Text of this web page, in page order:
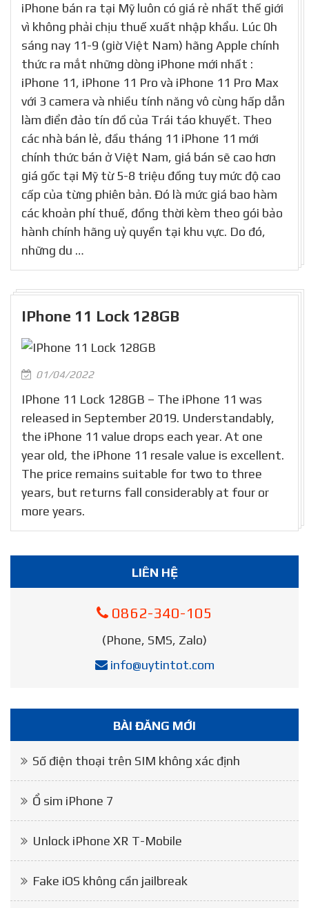
iPhone bán ra tại Mỹ luôn có giá rẻ nhất thế giới
vì không phải chịu thuế xuất nhập khẩu. Lúc 0h
sáng nay 11-9 (giờ Việt Nam) hãng Apple chính
thức ra mắt những dòng iPhone mới nhất :
iPhone 11, iPhone 11 Pro và iPhone 11 Pro Max
với 3 camera và nhiều tính năng vô cùng hấp dẫn
làm điển đảo tín đồ của Trái táo khuyết. Theo
các nhà bán lẻ, đầu tháng 11 iPhone 11 mới
chính thức bán ở Việt Nam, giá bán sẽ cao hơn
giá gốc tại Mỹ từ 5-8 triệu đồng tuy mức độ cao
cấp của từng phiên bản. Đó là mức giá bao hàm
các khoản phí thuế, đồng thời kèm theo gói bảo
hành chính hãng uỷ quyền tại khu vực. Do đó,
những du …
IPhone 11 Lock 128GB
01/04/2022
IPhone 11 Lock 128GB – The iPhone 11 was
released in September 2019. Understandably,
the iPhone 11 value drops each year. At one
year old, the iPhone 11 resale value is excellent.
The price remains suitable for two to three
years, but returns fall considerably at four or
more years.
LIÊN HỆ
0862-340-105
(Phone, SMS, Zalo)
info@uytintot.com
BÀI ĐĂNG MỚI
Số điện thoại trên SIM không xác định
Ổ sim iPhone 7
Unlock iPhone XR T-Mobile
Fake iOS không cần jailbreak